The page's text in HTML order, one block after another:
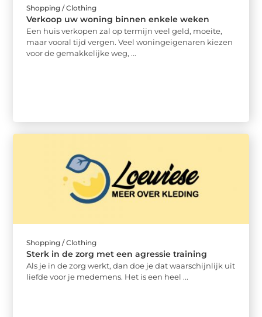
Shopping / Clothing
Verkoop uw woning binnen enkele weken
Een huis verkopen zal op termijn veel geld, moeite,
maar vooral tijd vergen. Veel woningeigenaren kiezen
voor de gemakkelijke weg, ...
Shopping / Clothing
Sterk in de zorg met een agressie training
Als je in de zorg werkt, dan doe je dat waarschijnlijk uit
liefde voor je medemens. Het is een heel ...